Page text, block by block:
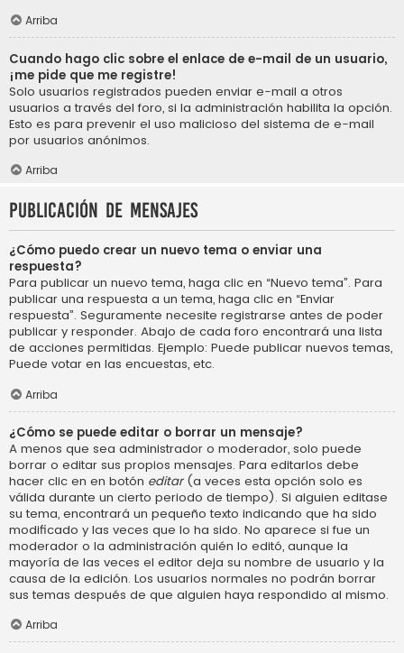
Arriba
Cuando hago clic sobre el enlace de e-mail de un usuario,
¡me pide que me registre!
Solo usuarios registrados pueden enviar e-mail a otros
usuarios a través del foro, si la administración habilita la opción.
Esto es para prevenir el uso malicioso del sistema de e-mail
por usuarios anónimos.
Arriba
Publicación de mensajes
¿Cómo puedo crear un nuevo tema o enviar una
respuesta?
Para publicar un nuevo tema, haga clic en “Nuevo tema”. Para
publicar una respuesta a un tema, haga clic en “Enviar
respuesta”. Seguramente necesite registrarse antes de poder
publicar y responder. Abajo de cada foro encontrará una lista
de acciones permitidas. Ejemplo: Puede publicar nuevos temas,
Puede votar en las encuestas, etc.
Arriba
¿Cómo se puede editar o borrar un mensaje?
A menos que sea administrador o moderador, solo puede
borrar o editar sus propios mensajes. Para editarlos debe
hacer clic en en botón editar(a veces esta opción solo es
válida durante un cierto periodo de tiempo). Si alguien editase
su tema, encontrará un pequeño texto indicando que ha sido
modificado y las veces que lo ha sido. No aparece si fue un
moderador o la administración quién lo editó, aunque la
mayoría de las veces el editor deja su nombre de usuario y la
causa de la edición. Los usuarios normales no podrán borrar
sus temas después de que alguien haya respondido al mismo.
Arriba